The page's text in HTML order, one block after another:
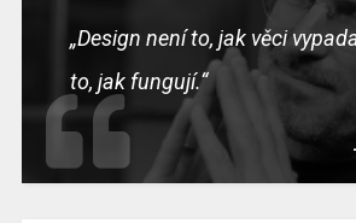
„Design není to, jak věci
to, jak fungují.“